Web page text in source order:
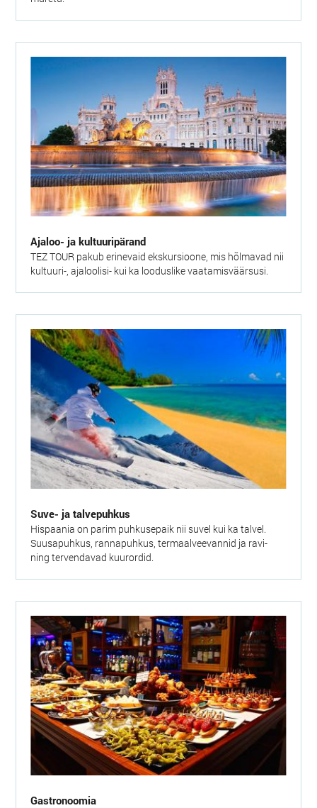
Ajaloo- ja kultuuripärand
TEZ TOUR pakub erinevaid ekskursioone, mis hõlmavad nii
kultuuri-, ajaloolisi- kui ka looduslike vaatamisväärsusi.
Suve- ja talvepuhkus
Hispaania on parim puhkusepaik nii suvel kui ka talvel.
Suusapuhkus, rannapuhkus, termaalveevannid ja ravi-
ning tervendavad kuurordid.
Gastronoomia